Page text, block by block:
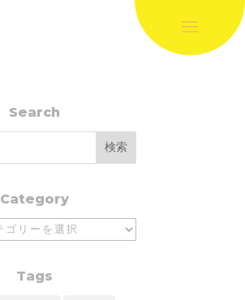
Search
Category
Tags